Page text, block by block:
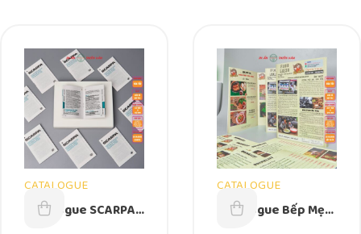
CATALOGUE
Catologue SCARPA
CATALOGUE
Catologue Bếp Mẹ